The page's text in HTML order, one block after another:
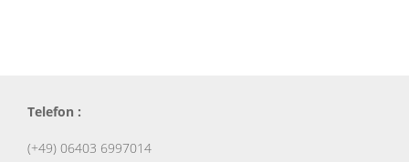
Telefon :
(+49) 06403 6997014